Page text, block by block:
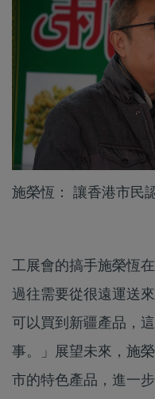
施榮恆： 讓香港市民
工展會的搞手施榮恆
過往需要從很遠運送
可以買到新疆產品，
事。」展望未來，施
市的特色產品，進一